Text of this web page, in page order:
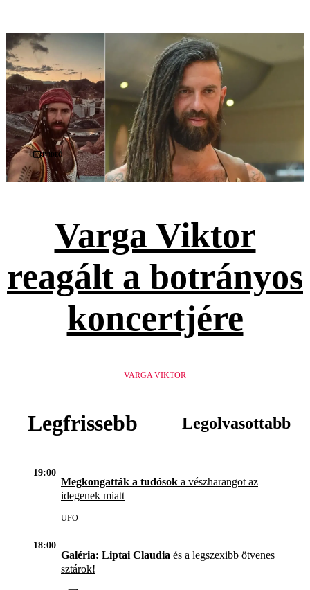
Videó
Varga Viktor
reagált a botrányos
koncertjére
VARGA VIKTOR
Legfrissebb Legolvasottabb
19:00
Megkongatták a tudósok a vészharangot az
idegenek miatt
UFO
18:00
Galéria: Liptai Claudia és a legszexibb ötvenes
sztárok!